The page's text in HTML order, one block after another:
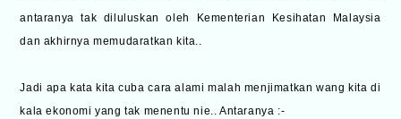
antaranya tak diluluskan oleh Kementerian Kesihatan Malaysia
dan akhirnya memudaratkan kita..
Jadi apa kata kita cuba cara alami malah menjimatkan wang kita di
kala ekonomi yang tak menentu nie.. Antaranya :-